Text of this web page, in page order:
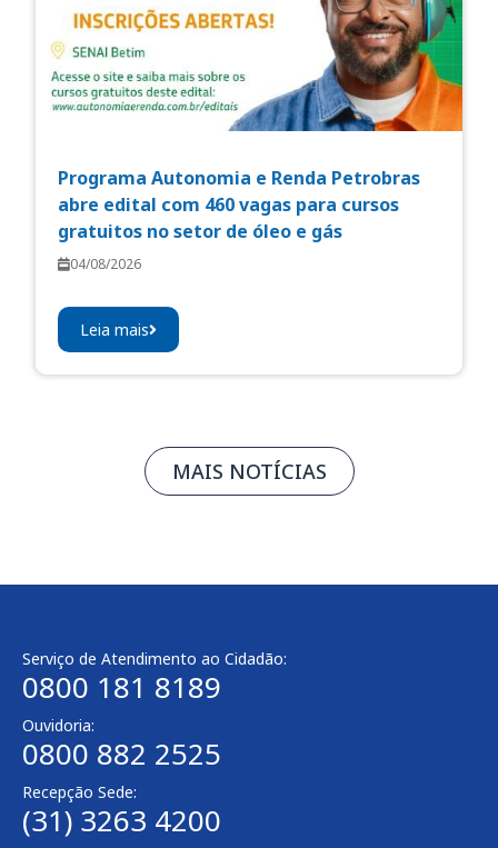
Programa Autonomia e Renda Petrobras
abre edital com 460 vagas para cursos
gratuitos no setor de óleo e gás
04/08/2026
Leia mais
MAIS NOTÍCIAS
Serviço de Atendimento ao Cidadão:
0800 181 8189
Ouvidoria:
0800 882 2525​
Recepção Sede:
(31) 3263 4200